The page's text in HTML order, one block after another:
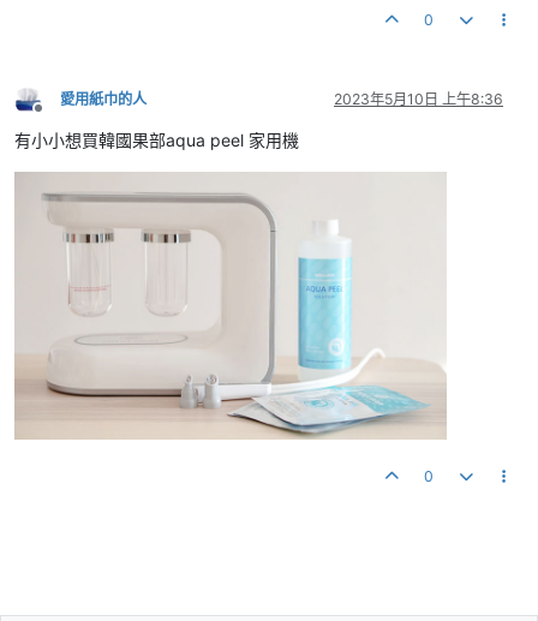
0
離線
愛用紙巾的人 2023年5月10日 上午8:36
有小小想買韓國果部aqua peel 家用機
0